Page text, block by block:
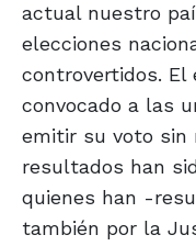
actual nuestro
elecciones
controvertidos. El
convocado a las
emitir su voto sin
resultados han
quienes han -
también por la